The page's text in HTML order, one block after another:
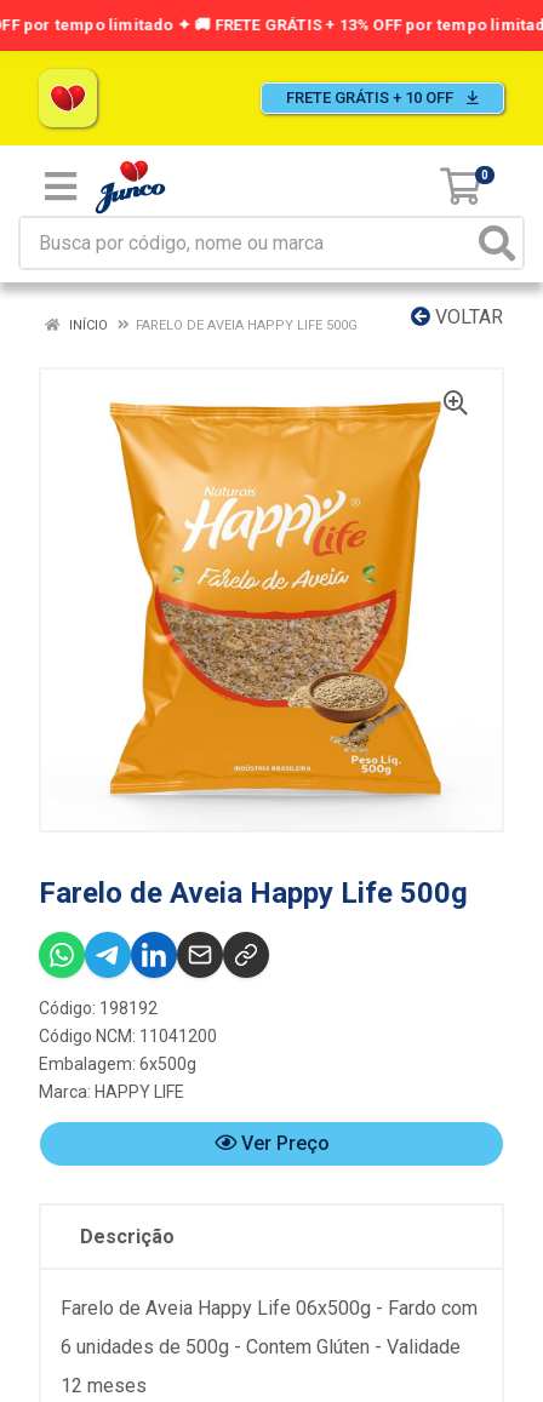
FRETE GRÁTIS + 10 OFF
0
VOLTAR
INÍCIO FARELO DE AVEIA HAPPY LIFE 500G
Farelo de Aveia Happy Life 500g
Código: 198192
Código NCM: 11041200
Embalagem: 6x500g
Marca: HAPPY LIFE
Ver Preço
Descrição
Farelo de Aveia Happy Life 06x500g - Fardo com
6 unidades de 500g - Contem Glúten - Validade
12 meses